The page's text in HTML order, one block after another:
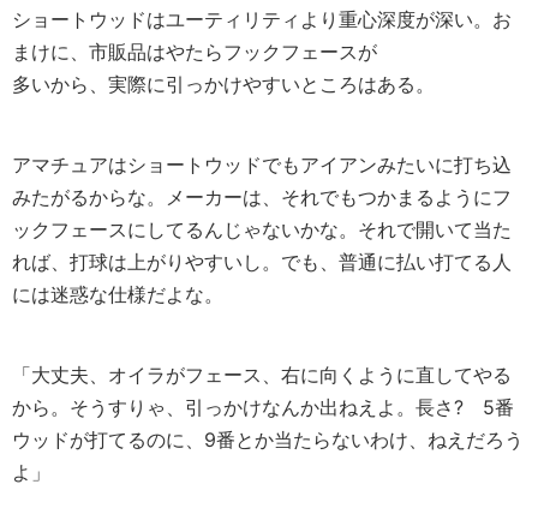
ショートウッドはユーティリティより重心深度が深い。お
まけに、市販品はやたらフックフェースが
多いから、実際に引っかけやすいところはある。
アマチュアはショートウッドでもアイアンみたいに打ち込
みたがるからな。メーカーは、それでもつかまるようにフ
ックフェースにしてるんじゃないかな。それで開いて当た
れば、打球は上がりやすいし。でも、普通に払い打てる人
には迷惑な仕様だよな。
「大丈夫、オイラがフェース、右に向くように直してやる
から。そうすりゃ、引っかけなんか出ねえよ。長さ? 5番
ウッドが打てるのに、9番とか当たらないわけ、ねえだろう
よ」